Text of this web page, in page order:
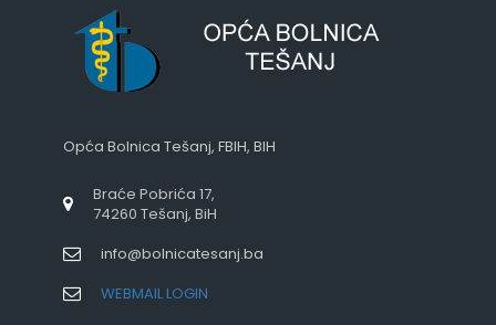
Opća Bolnica Tešanj, FBIH, BIH
Braće Pobrića 17,
74260 Tešanj, BiH
info@bolnicatesanj.ba
WEBMAIL LOGIN